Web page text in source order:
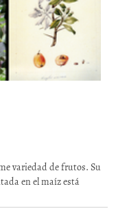
variedad de frutos. Su
en el maíz está